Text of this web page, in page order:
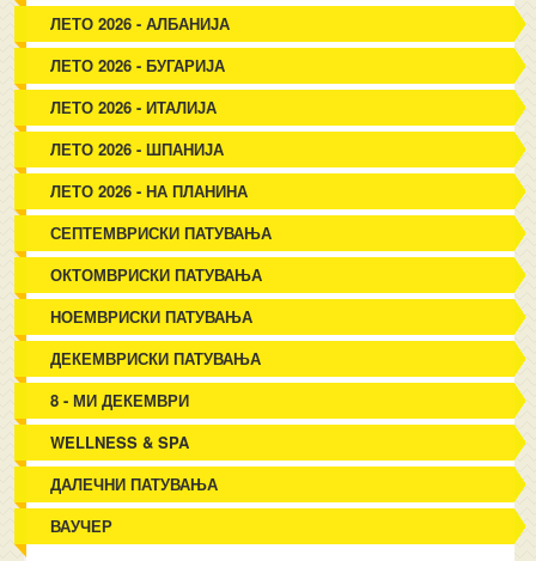
ЛЕТО 2026 - АЛБАНИЈА
ЛЕТО 2026 - БУГАРИЈА
ЛЕТО 2026 - ИТАЛИЈА
ЛЕТО 2026 - ШПАНИЈА
ЛЕТО 2026 - НА ПЛАНИНА
СЕПТЕМВРИСКИ ПАТУВАЊА
ОКТОМВРИСКИ ПАТУВАЊА
НОЕМВРИСКИ ПАТУВАЊА
ДЕКЕМВРИСКИ ПАТУВАЊА
8 - МИ ДЕКЕМВРИ
WELLNESS & SPA
ДАЛЕЧНИ ПАТУВАЊА
ВАУЧЕР